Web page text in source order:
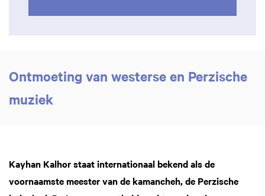
Ontmoeting van westerse en Perzische
muziek
Kayhan Kalhor staat internationaal bekend als de
voornaamste meester van de kamancheh, de Perzische